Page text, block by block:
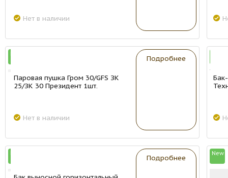
Нет в наличии
Паровая пушка Гром 30/GFS ЗК
25/ЗК 30 Президент 1шт.
Нет в наличии
Подробнее
Подробнее New